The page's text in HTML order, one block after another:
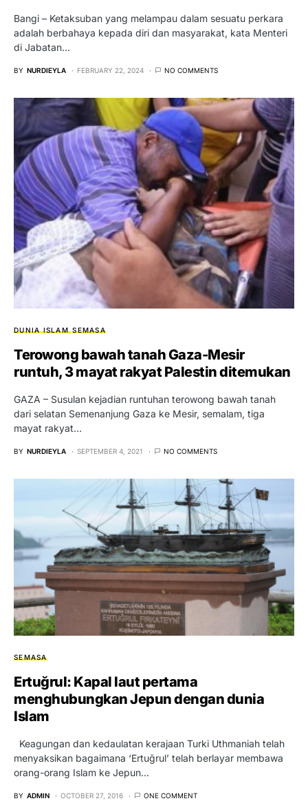
Bangi – Ketaksuban yang melampau dalam sesuatu perkara
adalah berbahaya kepada diri dan masyarakat, kata Menteri
di Jabatan…
BY NURDIEYLA FEBRUARY 22, 2024 NO COMMENTS
DUNIA ISLAM SEMASA
Terowong bawah tanah Gaza-Mesir
runtuh, 3 mayat rakyat Palestin ditemukan
GAZA – Susulan kejadian runtuhan terowong bawah tanah
dari selatan Semenanjung Gaza ke Mesir, semalam, tiga
mayat rakyat…
BY NURDIEYLA SEPTEMBER 4, 2021 NO COMMENTS
SEMASA
Ertuğrul: Kapal laut pertama
menghubungkan Jepun dengan dunia
Islam
Keagungan dan kedaulatan kerajaan Turki Uthmaniah telah
menyaksikan bagaimana ‘Ertuğrul’ telah berlayar membawa
orang-orang Islam ke Jepun…
BY ADMIN OCTOBER 27, 2016 ONE COMMENT